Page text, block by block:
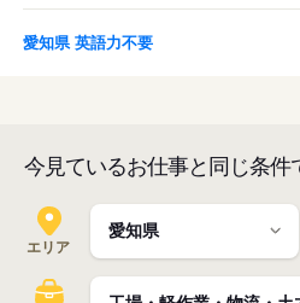
愛知県 英語力不要
今見ているお仕事と同じ条件
エリア